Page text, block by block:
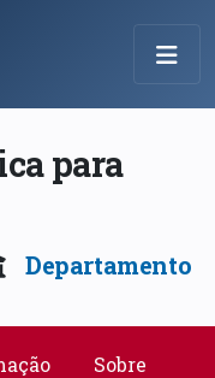
para
Departamento
Sobre